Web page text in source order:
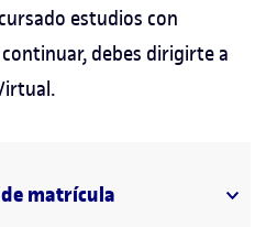
estudios con
debes dirigirte a
matrícula